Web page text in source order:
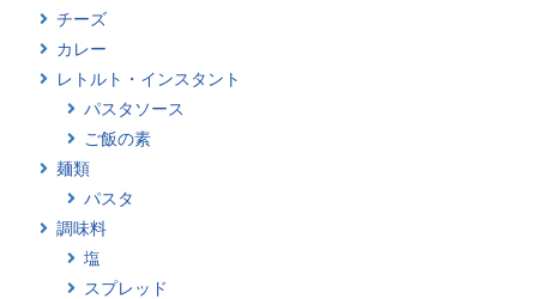
チーズ
カレー
レトルト・インスタント
パスタソース
ご飯の素
麺類
パスタ
調味料
塩
スプレッド